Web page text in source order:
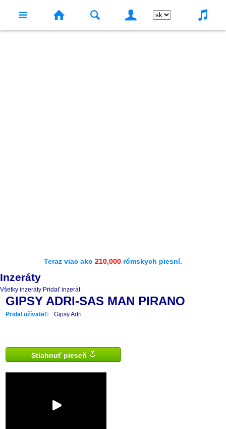
Teraz viac ako 210,000 rómskych piesní.
Inzeráty
Všetky inzeráty Pridať inzerát
GIPSY ADRI-SAS MAN PIRANO
Pridal užívateľ: Gipsy Adri
Stiahnuť pieseň